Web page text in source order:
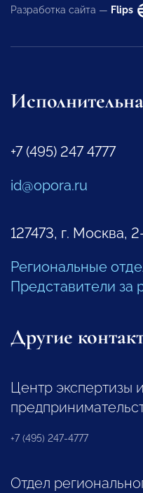
Разработка сайта — Flips
+7 (495) 247 4777
id@opora.ru
127473, г. Москва,
Региональные
Представители за
Другие
Центр экспертизы
+7 (495) 247-4777
Отдел